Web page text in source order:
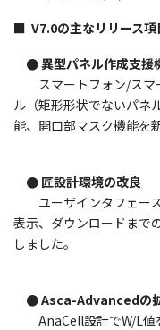
■ V7.0の主なリリース項
●異型パネル作成支援
スマートフォン/スマ
ル（矩形形状でないパネ
能、開口部マスク機能を
● 匠設計環境の改良
ユーザインタフェース
表示、ダウンロードまで
しました。
●Asca-Advancedの
AnaCell設計でW/L値